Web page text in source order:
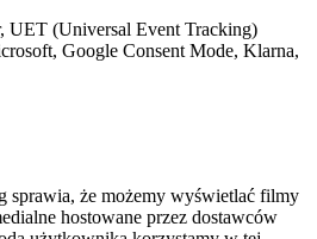
UET (Universal Event Tracking)
Google Consent Mode, Klarna,
sprawia, że możemy wyświetlać filmy
hostowane przez dostawców